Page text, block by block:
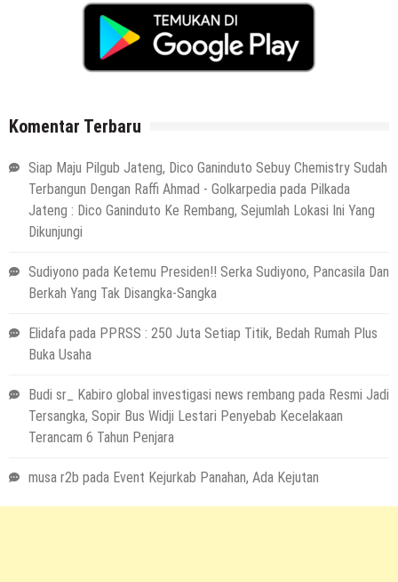
Komentar Terbaru
Siap Maju Pilgub Jateng, Dico Ganinduto Sebuy Chemistry Sudah
Terbangun Dengan Raffi Ahmad - Golkarpedia pada Pilkada
Jateng : Dico Ganinduto Ke Rembang, Sejumlah Lokasi Ini Yang
Dikunjungi
Sudiyono pada Ketemu Presiden!! Serka Sudiyono, Pancasila Dan
Berkah Yang Tak Disangka-Sangka
Elidafa pada PPRSS : 250 Juta Setiap Titik, Bedah Rumah Plus
Buka Usaha
Budi sr_ Kabiro global investigasi news rembang pada Resmi Jadi
Tersangka, Sopir Bus Widji Lestari Penyebab Kecelakaan
Terancam 6 Tahun Penjara
musa r2b pada Event Kejurkab Panahan, Ada Kejutan